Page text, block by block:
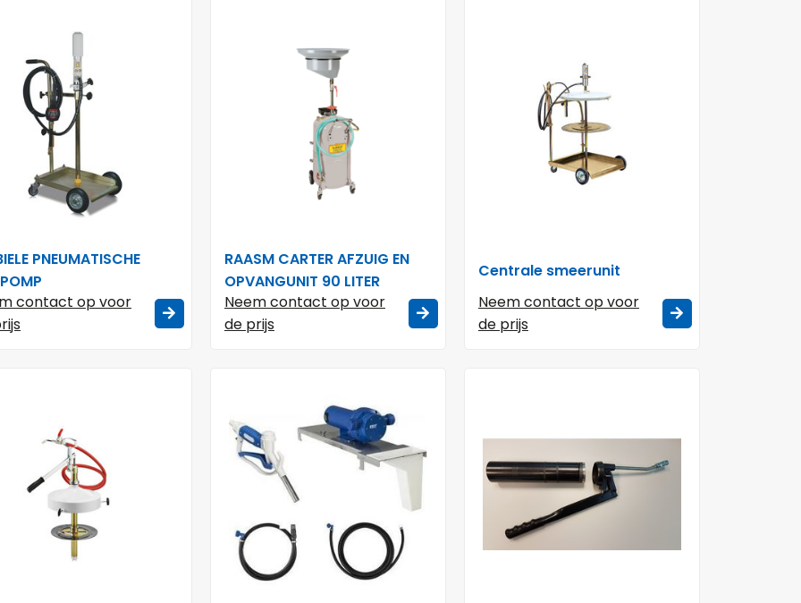
PNEUMATISCHE
contact op voor
RAASM CARTER AFZUIG EN
OPVANGUNIT 90 LITER
Neem contact op voor
de prijs
Centrale smeerunit
Neem contact op voor
de prijs